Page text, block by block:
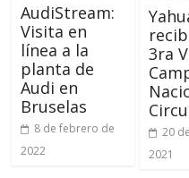
AudiStream:
Visita en
línea a la
planta de
Audi en
Bruselas
8 de febrero de
2022
3ra
20
2021